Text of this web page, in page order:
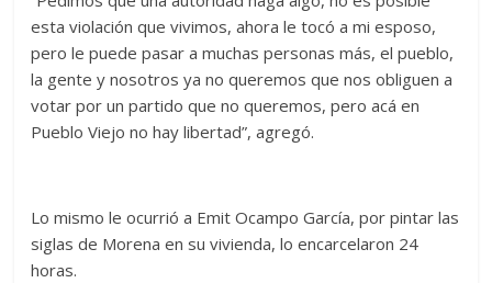
esta violación que vivimos, ahora le tocó a mi esposo,
pero le puede pasar a muchas personas más, el pueblo,
la gente y nosotros ya no queremos que nos obliguen a
votar por un partido que no queremos, pero acá en
Pueblo Viejo no hay libertad”, agregó.
Lo mismo le ocurrió a Emit Ocampo García, por pintar las
siglas de Morena en su vivienda, lo encarcelaron 24
horas.